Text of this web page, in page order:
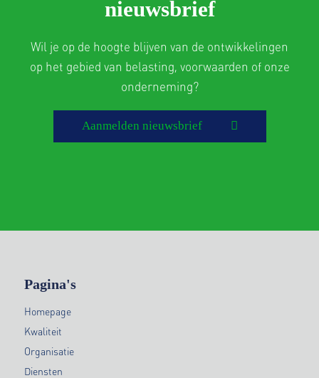
nieuwsbrief
Wil je op de hoogte blijven van de ontwikkelingen
op het gebied van belasting, voorwaarden of onze
onderneming?
Aanmelden nieuwsbrief
Pagina's
Homepage
Kwaliteit
Organisatie
Diensten